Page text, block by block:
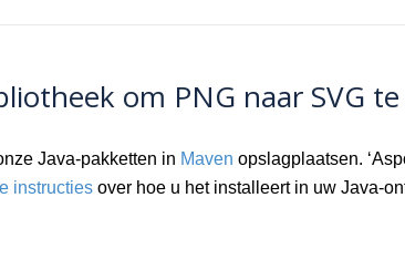
om PNG naar SVG
Java-pakketten in Maven opslagplaatsen.
instructies over hoe u het installeert in uw Java-